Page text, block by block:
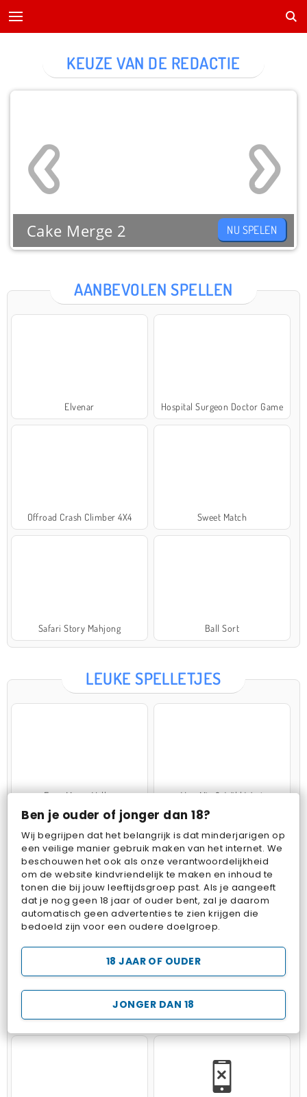
Ben je ouder of jonger dan 18?
Wij begrijpen dat het belangrijk is dat minderjarigen op
een veilige manier gebruik maken van het internet. We
beschouwen het ook als onze verantwoordelijkheid
om de website kindvriendelijk te maken en inhoud te
tonen die bij jouw leeftijdsgroep past. Als je aangeeft
dat je nog geen 18 jaar of ouder bent, zal je daarom
automatisch geen advertenties te zien krijgen die
bedoeld zijn voor een oudere doelgroep.
JONGER DAN 18
18 JAAR OF OUDER
AANBEVOLEN SPELLEN
Elvenar Hospital Surgeon Doctor Game
Offroad Crash Climber 4X4 Sweet Match
Safari Story Mahjong Ball Sort
KEUZE VAN DE REDACTIE
Cake Merge 2 NU SPELEN
LEUKE SPELLETJES
Farm Merge Valley VegaMix 2: Wild West
Pop Fruit Bubbits
Hospital Surgeon Doctor Game Potion Sort